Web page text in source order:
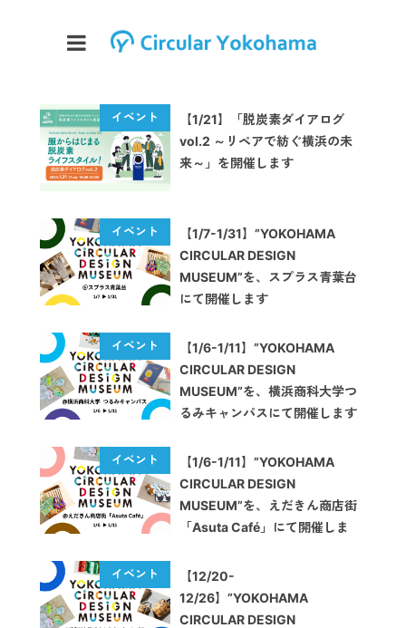
【1/21】「脱炭素ダイアログ
vol.2 ～リペアで紡ぐ横浜の未
来～」を開催します
【1/7-1/31】”YOKOHAMA
CIRCULAR DESIGN
MUSEUM”を、スプラス青葉台
にて開催します
【1/6-1/11】”YOKOHAMA
CIRCULAR DESIGN
MUSEUM”を、横浜商科大学つ
るみキャンパスにて開催します
【1/6-1/11】”YOKOHAMA
CIRCULAR DESIGN
MUSEUM”を、えだきん商店街
「Asuta Café」にて開催しま
【12/20-
12/26】”YOKOHAMA
CIRCULAR DESIGN